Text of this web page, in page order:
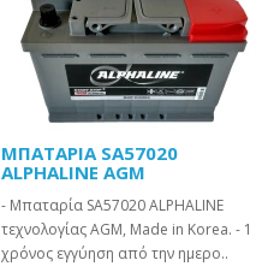
ΜΠΑΤΑΡΙΑ SA57020
ALPHALINE AGM
- Μπαταρία SA57020 ALPHALINE
τεχνολογίας AGM, Made in Korea. - 1
χρόνος εγγύηση από την ημερο..